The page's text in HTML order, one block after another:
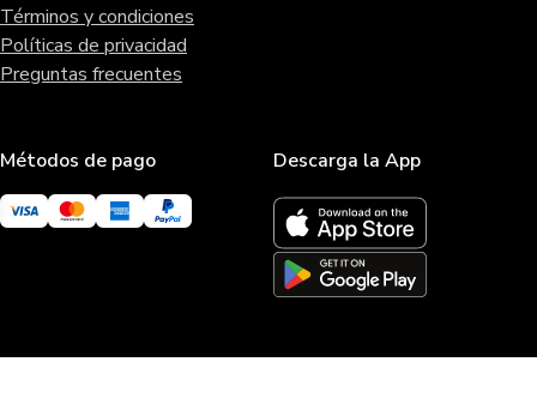
Términos y condiciones
Políticas de privacidad
Preguntas frecuentes
Métodos de pago Descarga la App